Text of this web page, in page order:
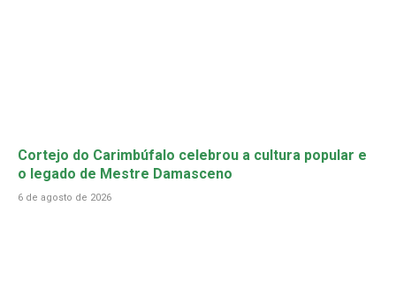
Cortejo do Carimbúfalo celebrou a cultura popular e
o legado de Mestre Damasceno
6 de agosto de 2026